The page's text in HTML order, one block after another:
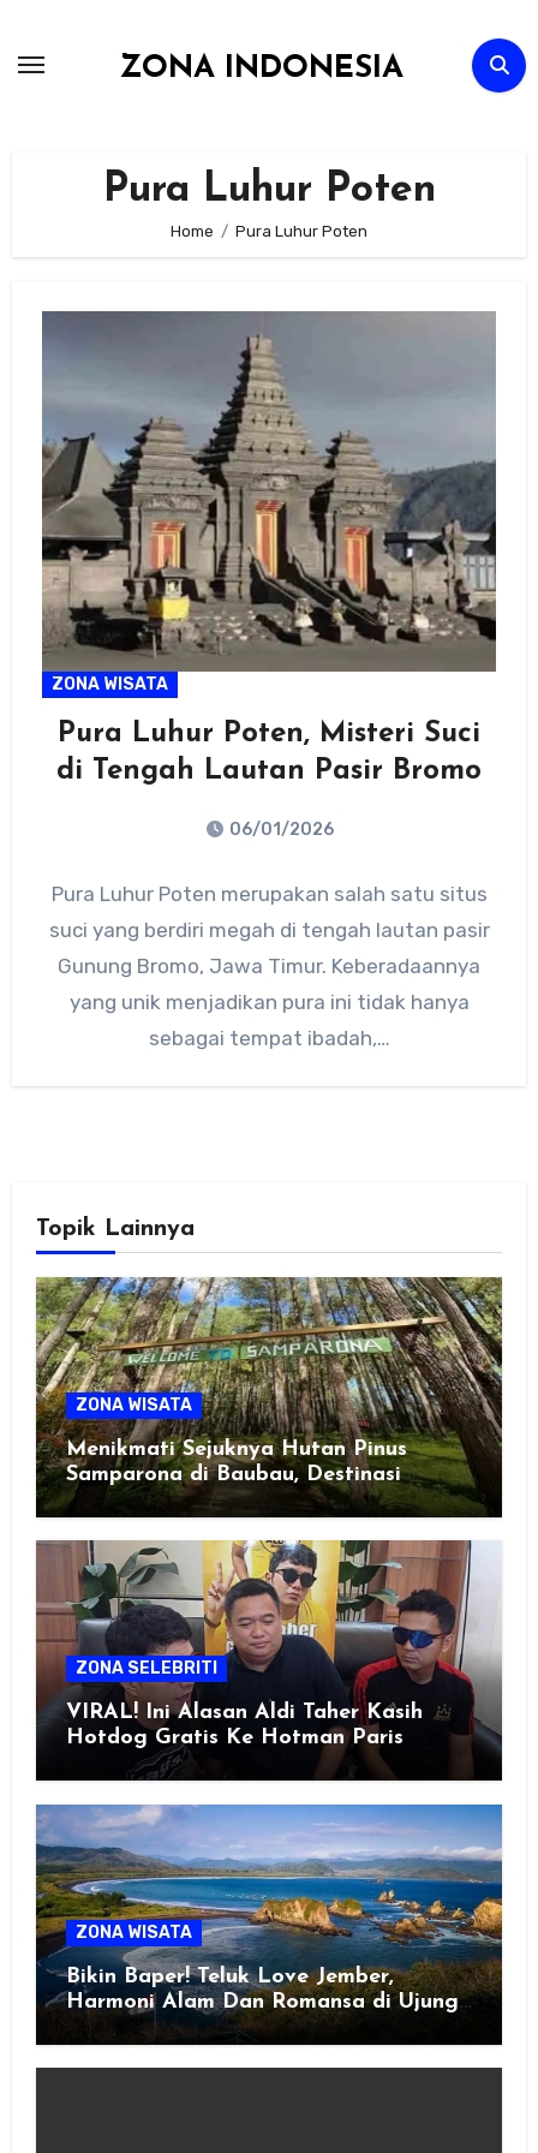
ZONA INDONESIA
Pura Luhur Poten
Home Pura Luhur Poten
ZONA WISATA
Pura Luhur Poten, Misteri Suci
di Tengah Lautan Pasir Bromo
06/01/2026
Comments
Pura Luhur Poten merupakan salah satu situs
suci yang berdiri megah di tengah lautan pasir
Gunung Bromo, Jawa Timur. Keberadaannya
yang unik menjadikan pura ini tidak hanya
sebagai tempat ibadah,…
Topik Lainnya
ZONA WISATA
Menikmati Sejuknya Hutan Pinus
Samparona di Baubau, Destinasi
Healing Favorit!
ZONA SELEBRITI
VIRAL! Ini Alasan Aldi Taher Kasih
Hotdog Gratis Ke Hotman Paris
ZONA WISATA
Bikin Baper! Teluk Love Jember,
Harmoni Alam Dan Romansa di Ujung
Selatan Jawa